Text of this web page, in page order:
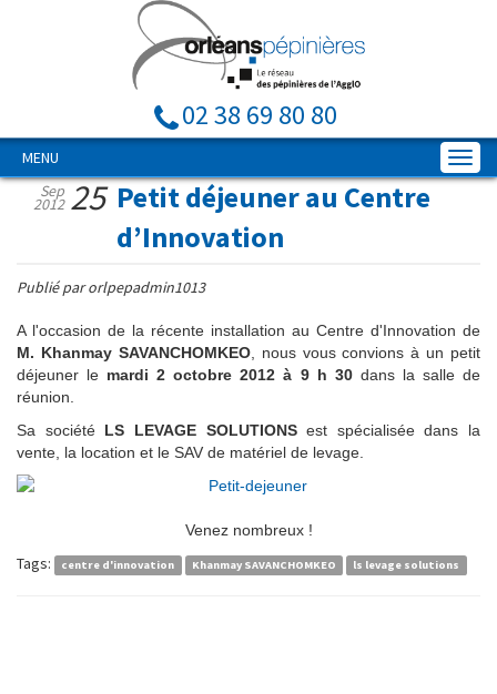
02 38 69 80 80
MENU
Petit déjeuner au Centre
d’Innovation
Sep
2012 25
Publié par orlpepadmin1013
A l'occasion de la récente installation au Centre d'Innovation de
M. Khanmay SAVANCHOMKEO, nous vous convions à un petit
déjeuner le mardi 2 octobre 2012 à 9 h 30dans la salle de
réunion.
Sa société LS LEVAGE SOLUTIONSest spécialisée dans la
vente, la location et le SAV de matériel de levage.
Venez nombreux !
Tags: centre d'innovation Khanmay SAVANCHOMKEO ls levage solutions